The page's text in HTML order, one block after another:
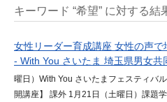
キーワード “希望” に対する結
女性リーダー育成講座 女性の声で
- With You さいたま 埼玉県男女共
曜日）With You さいたまフェスティバ
開講座】 課外 1月21日（土曜日）課題